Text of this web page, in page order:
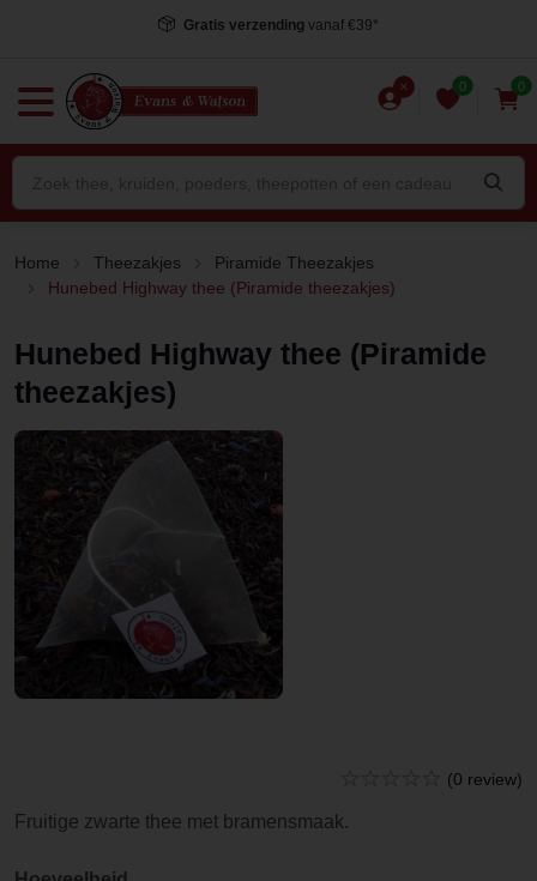
Gratis verzending vanaf €39*
0 0
Home Theezakjes
Piramide Theezakjes
Hunebed Highway thee (Piramide theezakjes)
Hunebed Highway thee (Piramide
theezakjes)
(0 review)
Fruitige zwarte thee met bramensmaak.